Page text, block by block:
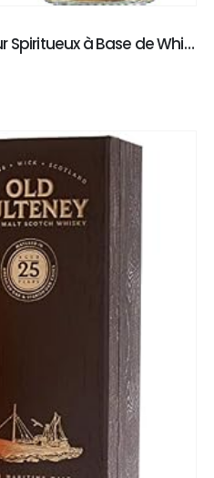
Jack Daniel’s Honey Liqueur Spiritueux à Base de Whisky, 70 cl & Jack Daniel´s, Tennessee Fire – Vin Virtual Products…